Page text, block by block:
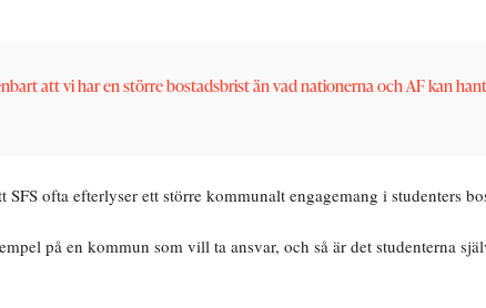
att vi har en större bostadsbrist än vad nationerna och AF kan
SFS ofta efterlyser ett större kommunalt engagemang i studenters
på en kommun som vill ta ansvar, och så är det studenterna